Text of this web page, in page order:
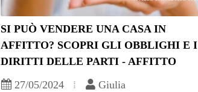
SI PUÒ VENDERE UNA CASA IN
AFFITTO? SCOPRI GLI OBBLIGHI E I
DIRITTI DELLE PARTI - AFFITTO
27/05/2024
Giulia